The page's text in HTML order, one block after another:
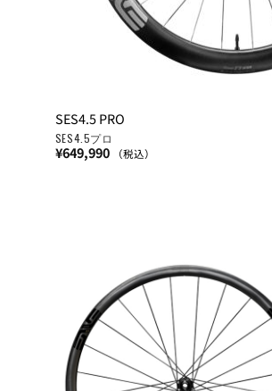
SES4.5 PRO
SES4.5プロ
¥649,990 （税込）